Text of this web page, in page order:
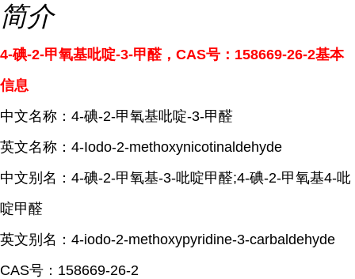
简介
4-碘-2-甲氧基吡啶-3-甲醛，CAS号：158669-26-2基本
信息
中文名称：4-碘-2-甲氧基吡啶-3-甲醛
英文名称：4-Iodo-2-methoxynicotinaldehyde
中文别名：4-碘-2-甲氧基-3-吡啶甲醛;4-碘-2-甲氧基4-吡
啶甲醛
英文别名：4-iodo-2-methoxypyridine-3-carbaldehyde
CAS号：158669-26-2